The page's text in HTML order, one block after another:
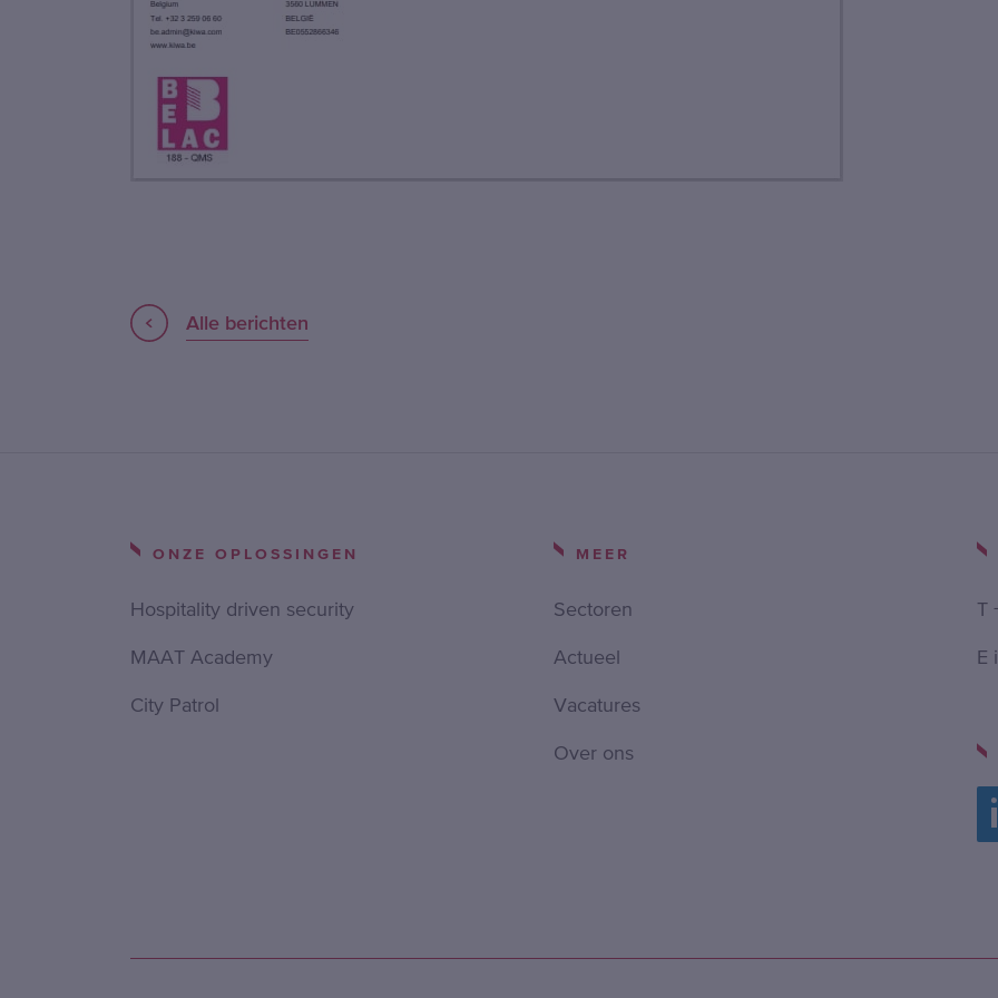
Alle berichten
ONZE OPLOSSINGEN
Hospitality driven security
MAAT Academy
City Patrol
MEER
Sectoren
Actueel
Vacatures
Over ons
T
E